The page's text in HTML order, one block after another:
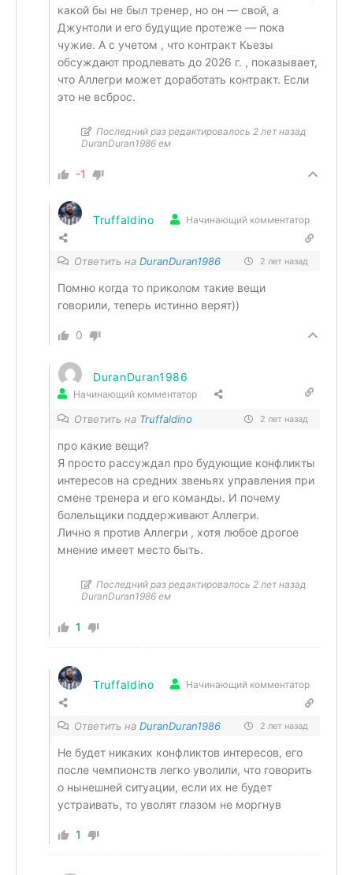
какой бы не был тренер, но он — свой, а
Джунтоли и его будущие протеже — пока
чужие. А с учетом , что контракт Кьезы
обсуждают продлевать до 2026 г. , показывает,
что Аллегри может доработать контракт. Если
это не всброс.
Последний раз редактировалось 2 лет назад
DuranDuran1986 ем
-1
Truffaldino Начинающий комментатор
Ответить на DuranDuran1986 2 лет назад
Помню когда то приколом такие вещи
говорили, теперь истинно верят))
0
DuranDuran1986
Начинающий комментатор
Ответить на Truffaldino 2 лет назад
про какие вещи?
Я просто рассуждал про будующие конфликты
интересов на средних звеньях управления при
смене тренера и его команды. И почему
болельщики поддерживают Аллегри.
Лично я против Аллегри , хотя любое дрогое
мнение имеет место быть.
Последний раз редактировалось 2 лет назад
DuranDuran1986 ем
1
Truffaldino Начинающий комментатор
Ответить на DuranDuran1986 2 лет назад
Не будет никаких конфликтов интересов, его
после чемпионств легко уволили, что говорить
о нынешней ситуации, если их не будет
устраивать, то уволят глазом не моргнув
1